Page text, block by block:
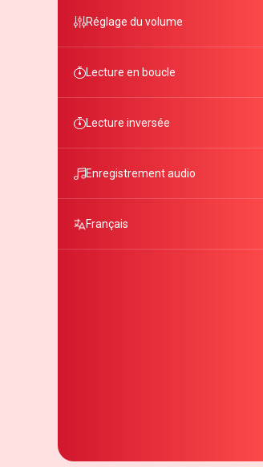
Réglage du volume
Lecture en boucle
Lecture inversée
Enregistrement audio
Français